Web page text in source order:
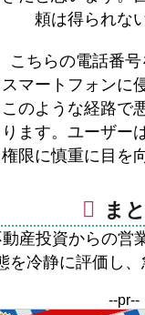
頼は得られな
こちらの電話番
マートフォンに
のような経路で
ます。ユーザ
権限に慎重に目を
ま
産投資からの
を冷静に評価し
--pr--